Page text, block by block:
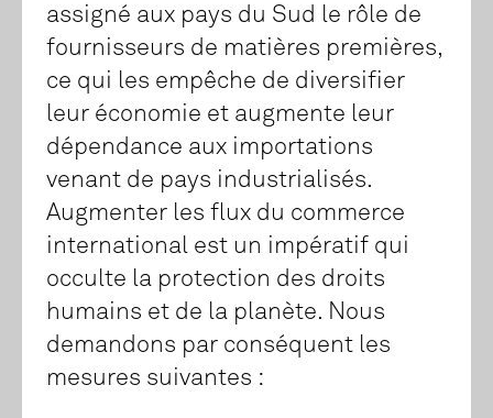
assigné aux pays du Sud le rôle de
fournisseurs de matières premières,
ce qui les empêche de diversifier
leur économie et augmente leur
dépendance aux importations
venant de pays industrialisés.
Augmenter les flux du commerce
international est un impératif qui
occulte la protection des droits
humains et de la planète. Nous
demandons par conséquent les
mesures suivantes :